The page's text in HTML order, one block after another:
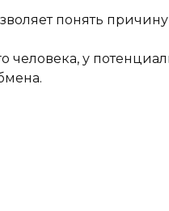
понять причину
человека, у